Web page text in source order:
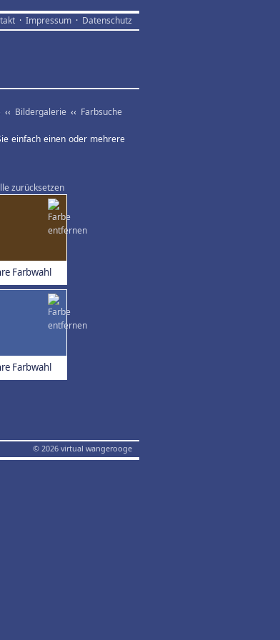
· Impressum · Datenschutz
‹‹ Bildergalerie ‹‹ Farbsuche
einfach einen oder mehrere
zurücksetzen
Farbwahl
Farbwahl
© 2026 virtual wangerooge